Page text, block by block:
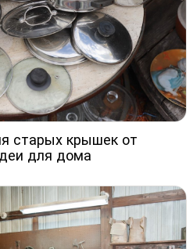
старых крышек от
для дома